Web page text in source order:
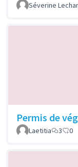
Séverine
Permis de
Laetitia
3 0